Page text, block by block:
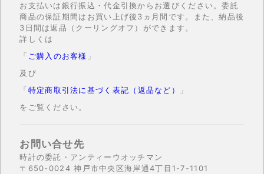
お支払いは銀行振込・代金引換からお選びください。委託
商品の保証期間はお買い上げ後3ヵ月間です。また、納品後
3日間は返品（クーリングオフ）ができます。
詳しくは
「 ご購入のお客様 」
及び
「特定商取引法に基づく表記（返品など）
」
をご覧ください。
お問い合せ先
時計の委託・アンティーウオッチマン
〒650-0024 神戸市中央区海岸通4丁目1-7-1101